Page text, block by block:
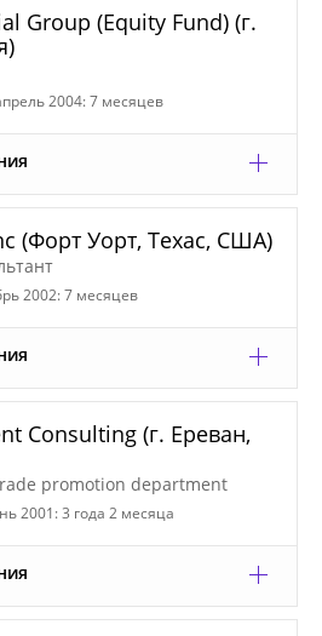
Group (Equity Fund) (г.
2004: 7 месяцев
(Форт Уорт, Техас, США)
2002: 7 месяцев
Consulting (г. Ереван,
promotion department
2001: 3 года 2 месяца